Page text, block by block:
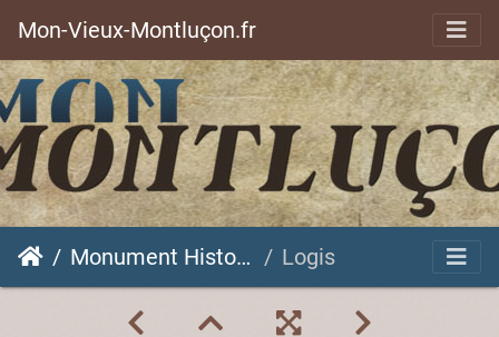
Mon-Vieux-Montluçon.fr
Monument Historique Logis